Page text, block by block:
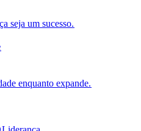
seja um sucesso.​​
enquanto expande.​​